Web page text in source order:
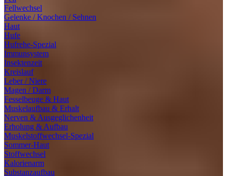
Fellwechsel
Gelenke / Knochen / Sehnen
Haut
Hufe
Hufrehe-Spezial
Immunsystem
Insektenzeit
Kreislauf
Leber / Niere
Magen / Darm
Fesselbeuge & Haut
Muskelaufbau & Erhalt
Nerven & Ausgeglichenheit
Erholung & Aufbau
Muskelstoffwechsel-Spezial
Sommer-Haut
Stoffwechsel
Kalorienarm
Substanzaufbau